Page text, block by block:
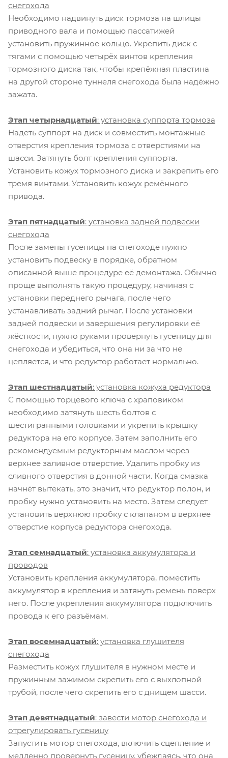
снегохода
Необходимо надвинуть диск тормоза на шлицы
приводного вала и помощью пассатижей
установить пружинное кольцо. Укрепить диск с
тягами с помощью четырёх винтов крепления
тормозного диска так, чтобы крепёжная пластина
на другой стороне туннеля снегохода была надёжно
зажата.
Этап четырнадцатый: установка суппорта тормоза
Надеть суппорт на диск и совместить монтажные
отверстия крепления тормоза с отверстиями на
шасси. Затянуть болт крепления суппорта.
Установить кожух тормозного диска и закрепить его
тремя винтами. Установить кожух ремённого
привода.
Этап пятнадцатый: установка задней подвески
снегохода
После замены гусеницы на снегоходе нужно
установить подвеску в порядке, обратном
описанной выше процедуре её демонтажа. Обычно
проще выполнять такую процедуру, начиная с
установки переднего рычага, после чего
устанавливать задний рычаг. После установки
задней подвески и завершения регулировки её
жёсткости, нужно руками провернуть гусеницу для
снегохода и убедиться, что она ни за что не
цепляется, и что редуктор работает нормально.
Этап шестнадцатый: установка кожуха редуктора
С помощью торцевого ключа с храповиком
необходимо затянуть шесть болтов с
шестигранными головками и укрепить крышку
редуктора на его корпусе. Затем заполнить его
рекомендуемым редукторным маслом через
верхнее заливное отверстие. Удалить пробку из
сливного отверстия в донной части. Когда смазка
начнёт вытекать, это значит, что редуктор полон, и
пробку нужно установить на место. Затем следует
установить верхнюю пробку с клапаном в верхнее
отверстие корпуса редуктора снегохода.
Этап семнадцатый: установка аккумулятора и
проводов
Установить крепления аккумулятора, поместить
аккумулятор в крепления и затянуть ремень поверх
него. После укрепления аккумулятора подключить
провода к его разъёмам.
Этап восемнадцатый: установка глушителя
снегохода
Разместить кожух глушителя в нужном месте и
пружинным зажимом скрепить его с выхлопной
трубой, после чего скрепить его с днищем шасси.
Этап девятнадцатый: завести мотор снегохода и
отрегулировать гусеницу
Запустить мотор снегохода, включить сцепление и
медленно провернуть гусеницу, убеждаясь, что она